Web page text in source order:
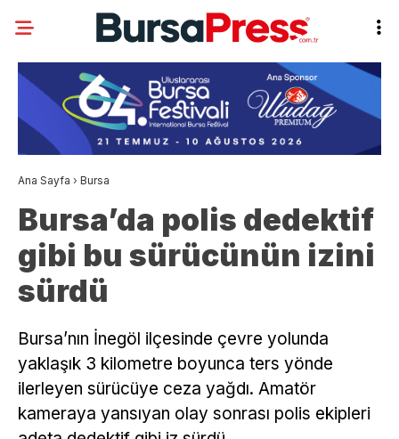
Ana Sayfa › Bursa
Bursa’da polis dedektif
gibi bu sürücünün izini
sürdü
Bursa’nın İnegöl ilçesinde çevre yolunda
yaklaşık 3 kilometre boyunca ters yönde
ilerleyen sürücüye ceza yağdı. Amatör
kameraya yansıyan olay sonrası polis ekipleri